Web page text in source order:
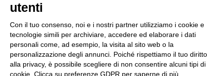
Grande partecipazione alla Festa della
Madonna della Neve al Rifugio Ciao
Pais
1 giorno fa
utenti
Con il tuo consenso, noi e i nostri partner utilizziamo i cookie e
tecnologie simili per archiviare, accedere ed elaborare i dati
personali come, ad esempio, la visita al sito web o la
personalizzazione degli annunci. Poiché rispettiamo il tuo diritto
alla privacy, è possibile scegliere di non consentire alcuni tipi di
cookie. Clicca su preferenze GDPR per saperne di più.